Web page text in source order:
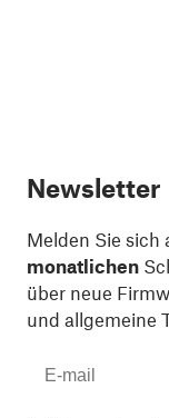
Newsletter
Melden Sie sich
monatlichen
über neue
und allgemeine